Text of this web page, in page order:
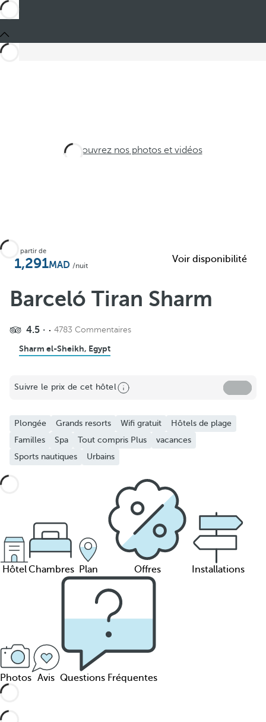
Découvrez nos photos et vidéos
À partir de
1,291 /nuit
Voir disponibilité
Barceló Tiran Sharm
4.5 4783 Commentaires
Sharm el-Sheikh, Egypt
Suivre le prix de cet hôtel
Plongée Grands resorts Wifi gratuit
Hôtels de plage
Familles
Spa Tout compris Plus
vacances
Sports nautiques
Urbains
HôtelChambres Plan Offres Installations
Photos Avis Questions Fréquentes